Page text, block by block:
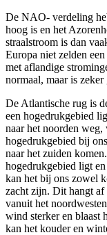
De NAO- verdeling
hoog is en het
straalstroom is dan
Europa niet zelden
met aflandige
normaal, maar is zeker
De Atlantische rug is
een hogedrukgebied
naar het noorden weg,
hogedrukgebied bij
naar het zuiden
hogedrukgebied ligt
kan het bij ons zowel
zacht zijn. Dit hangt
vanuit het
wind sterker en blaast
kan het kouder en